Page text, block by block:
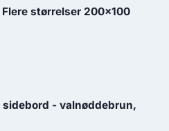
størrelser 200x100
sidebord - valnøddebrun,